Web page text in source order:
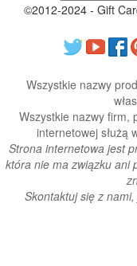
©2012-2024 - Gift
Wszystkie nazwy
Wszystkie nazwy firm,
internetowej służą
Strona internetowa jest
która nie ma związku ani
Skontaktuj się z